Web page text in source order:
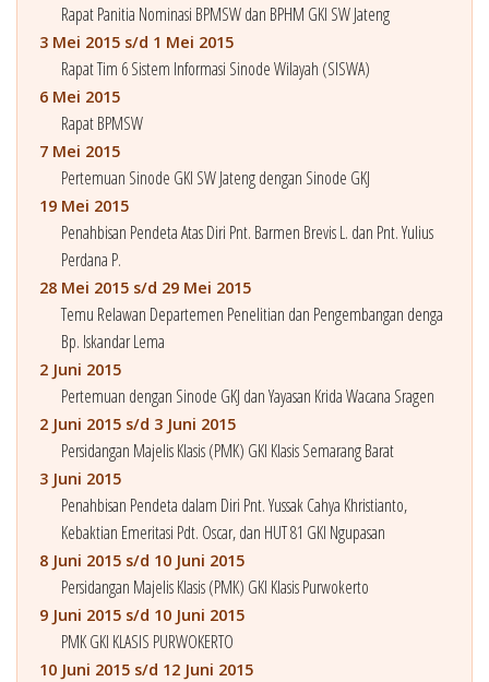
Rapat Panitia Nominasi BPMSW dan BPHM GKI SW Jateng
3 Mei 2015 s/d 1 Mei 2015
Rapat Tim 6 Sistem Informasi Sinode Wilayah (SISWA)
6 Mei 2015
Rapat BPMSW
7 Mei 2015
Pertemuan Sinode GKI SW Jateng dengan Sinode GKJ
19 Mei 2015
Penahbisan Pendeta Atas Diri Pnt. Barmen Brevis L. dan Pnt. Yulius
Perdana P.
28 Mei 2015 s/d 29 Mei 2015
Temu Relawan Departemen Penelitian dan Pengembangan denga
Bp. Iskandar Lema
2 Juni 2015
Pertemuan dengan Sinode GKJ dan Yayasan Krida Wacana Sragen
2 Juni 2015 s/d 3 Juni 2015
Persidangan Majelis Klasis (PMK) GKI Klasis Semarang Barat
3 Juni 2015
Penahbisan Pendeta dalam Diri Pnt. Yussak Cahya Khristianto,
Kebaktian Emeritasi Pdt. Oscar, dan HUT 81 GKI Ngupasan
8 Juni 2015 s/d 10 Juni 2015
Persidangan Majelis Klasis (PMK) GKI Klasis Purwokerto
9 Juni 2015 s/d 10 Juni 2015
PMK GKI KLASIS PURWOKERTO
10 Juni 2015 s/d 12 Juni 2015